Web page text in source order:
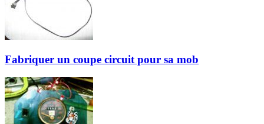
Fabriquer un coupe circuit pour sa mob